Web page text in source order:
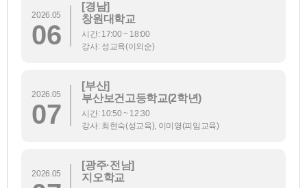
2026.05
06
[경남]
창원대학교
시간: 17:00 ~ 18:00
강사: 성교육(이외순)
2026.05
07
[부산]
부산보건고등학교(2학년)
시간: 10:50 ~ 12:30
강사: 최현숙(성교육), 이미영(피임교육)
2026.05
[광주·전남]
지오학교